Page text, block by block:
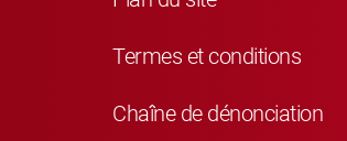
Termes et conditions
Chaîne de dénonciation